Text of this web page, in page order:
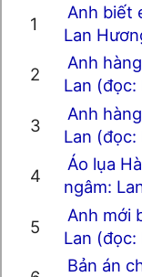
Anh biết
Lan
Anh
Lan (đọc:
Anh
Lan (đọc:
Áo lụa
ngâm:
Anh mới
Lan (đọc:
Bản án